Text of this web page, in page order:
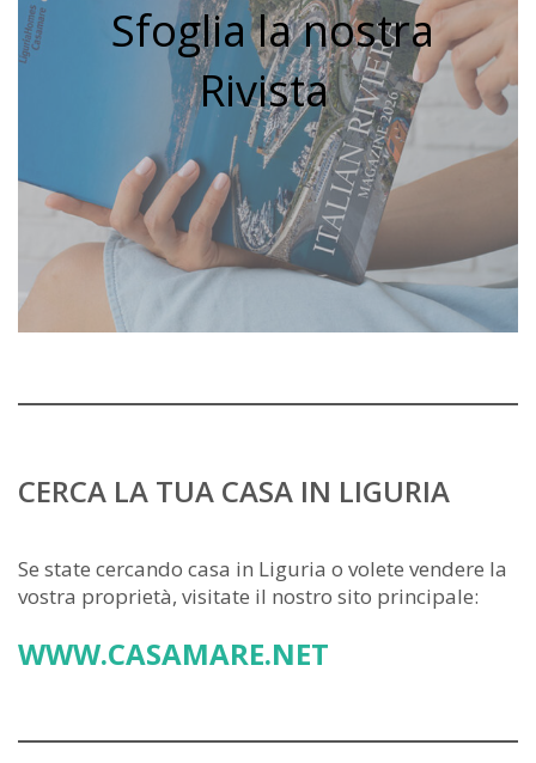
Sfoglia la nostra
Rivista
CERCA LA TUA CASA IN LIGURIA
Se state cercando casa in Liguria o volete vendere la
vostra proprietà, visitate il nostro sito principale:
WWW.CASAMARE.NET